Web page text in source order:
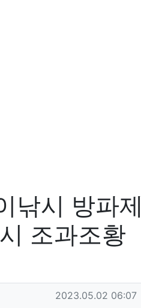
낚시 방파제
조과조황
작성일
2023.05.02 06:07